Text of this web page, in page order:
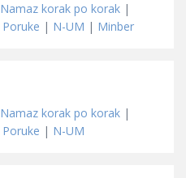
Namaz korak po korak |
| N-UM | Minber
Namaz korak po korak |
| N-UM